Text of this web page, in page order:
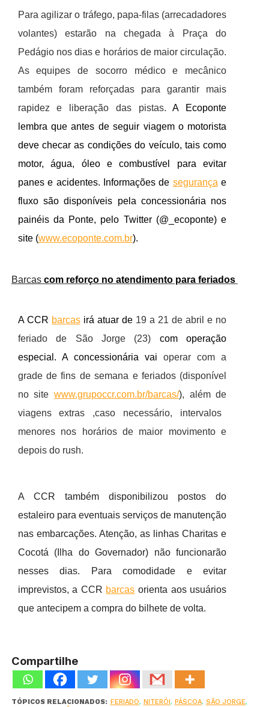
Para agilizar o tráfego, papa-filas (arrecadadores
volantes) estarão na chegada à Praça do
Pedágio nos dias e horários de maior circulação.
As equipes de socorro médico e mecânico
também foram reforçadas para garantir mais
rapidez e liberação das pistas.A Ecoponte
lembra que antes de seguir viagem o motorista
deve checar as condições do veículo, tais como
motor, água, óleo e combustível para evitar
panes e acidentes. Informações de segurança e
fluxo são disponíveis pela concessionária nos
painéis da Ponte, pelo Twitter (@_ecoponte) e
site (www.ecoponte.com.br).
Barcascom reforço no atendimento para feriados
A CCR barcasirá atuar de 19 a 21 de abril e no
feriado de São Jorge (23) com operação
especial. A concessionária vai operar com a
grade de fins de semana e feriados (disponível
no site www.grupoccr.com.br/barcas/), além de
viagens extras ,caso necessário, intervalos
menores nos horários de maior movimento e
depois do rush.
A CCR também disponibilizou postos do
estaleiro para eventuais serviços de manutenção
nas embarcações. Atenção, as linhas Charitas e
Cocotá (Ilha do Governador) não funcionarão
nesses dias. Para comodidade e evitar
imprevistos, a CCR barcas orienta aos usuários
que antecipem a compra do bilhete de volta.
Compartilhe
TÓPICOS RELACIONADOS: FERIADO, NITERÓI , PÁSCOA, SÃO JORGE,